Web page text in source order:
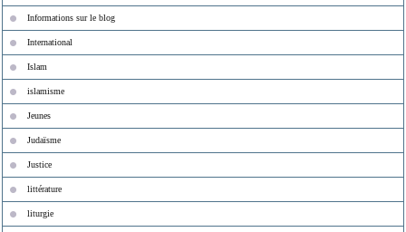
Informations sur le blog
International
Islam
islamisme
Jeunes
Judaïsme
Justice
littérature
liturgie